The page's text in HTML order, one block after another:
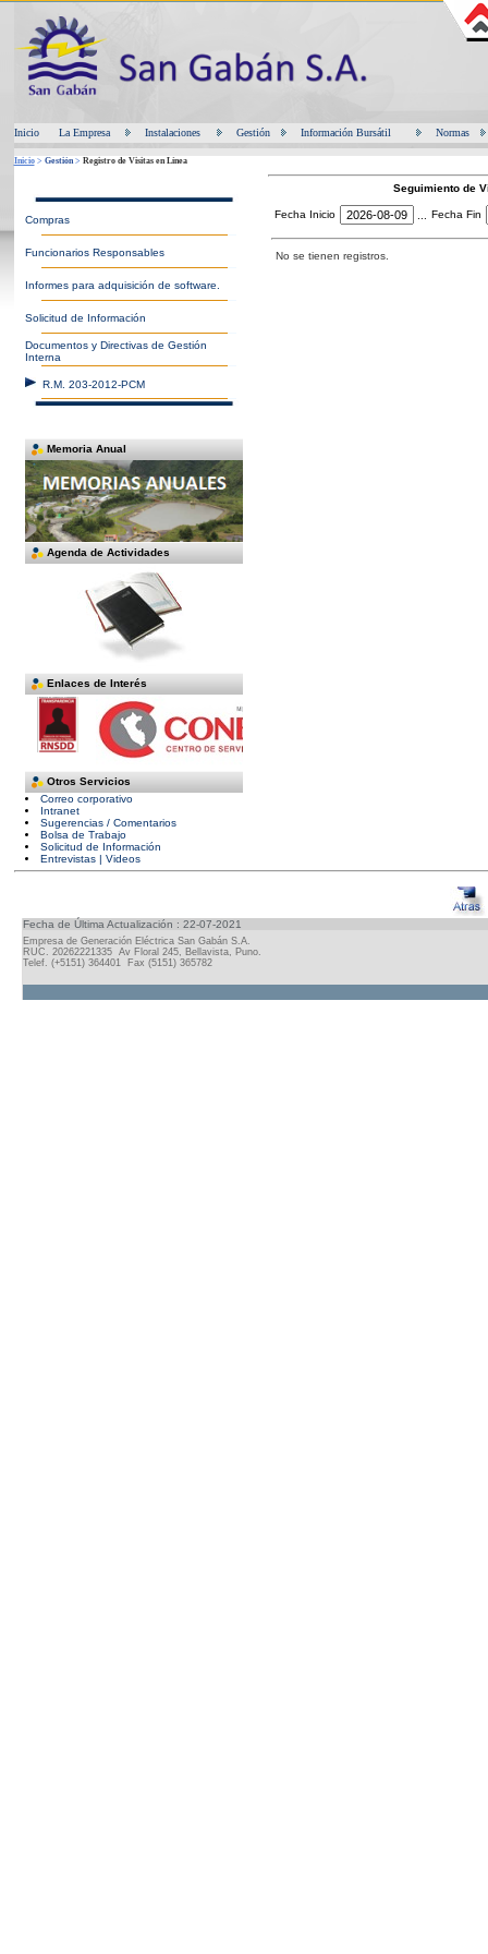
Inicio La Empresa Instalaciones Gestión Información Bursátil Normas
Inicio> Gestión> Registro de Visitas en Línea
Compras
Funcionarios Responsables
Informes para adquisición de software.
Solicitud de Información
Documentos y Directivas de Gestión
Interna
R.M. 203-2012-PCM
Memoria Anual
Agenda de Actividades
Enlaces de Interés
Otros Servicios
Correo corporativo
Intranet
Sugerencias / Comentarios
Bolsa de Trabajo
Solicitud de Información
Entrevistas | Videos
Seguimiento de
Fecha Inicio Fecha Fin
No se tienen registros.
Fecha de Última Actualización : 22-07-2021
Empresa de Generación Eléctrica San Gabán S.A.
RUC. 20262221335 Av Floral 245, Bellavista, Puno.
Telef. (+5151) 364401 Fax (5151) 365782